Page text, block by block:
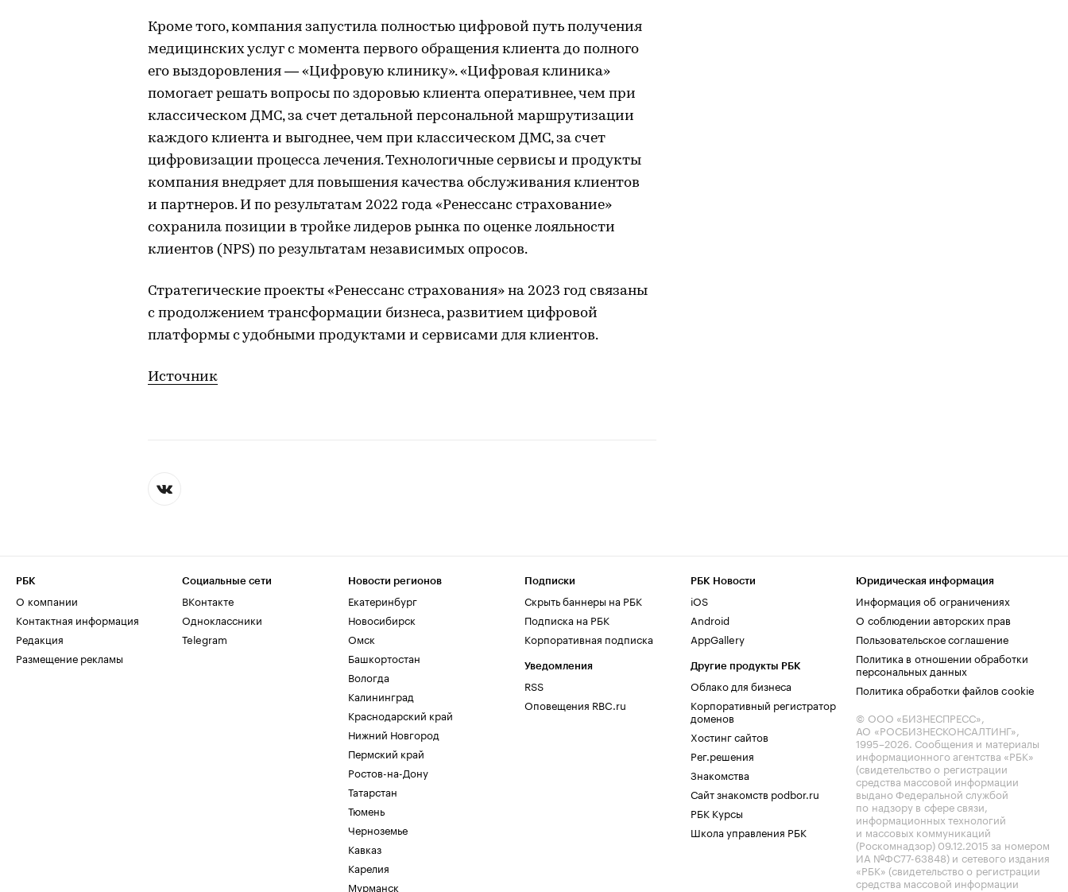
Кроме того, компания запустила полностью цифровой путь получения
медицинских услуг с момента первого обращения клиента до полного
его выздоровления — «Цифровую клинику». «Цифровая клиника»
помогает решать вопросы по здоровью клиента оперативнее, чем при
классическом ДМС, за счет детальной персональной маршрутизации
каждого клиента и выгоднее, чем при классическом ДМС, за счет
цифровизации процесса лечения. Технологичные сервисы и продукты
компания внедряет для повышения качества обслуживания клиентов
и партнеров. И по результатам 2022 года «Ренессанс страхование»
сохранила позиции в тройке лидеров рынка по оценке лояльности
клиентов (NPS) по результатам независимых опросов.
Стратегические проекты «Ренессанс страхования» на 2023 год связаны
с продолжением трансформации бизнеса, развитием цифровой
платформы с удобными продуктами и сервисами для клиентов.
Источник
РБК
О компании
Контактная информация
Редакция
Размещение рекламы
Социальные сети
ВКонтакте
Одноклассники
Telegram
Новости регионов
Екатеринбург
Новосибирск
Омск
Башкортостан
Вологда
Калининград
Краснодарский край
Нижний Новгород
Пермский край
Ростов-на-Дону
Татарстан
Тюмень
Черноземье
Кавказ
Карелия
Мурманск
Подписки
Скрыть баннеры на РБК
Подписка на РБК
Корпоративная подписка
Уведомления
RSS
Оповещения RBC.ru
РБК Новости
iOS
Android
AppGallery
Другие продукты РБК
Облако для бизнеса
Корпоративный регистратор
доменов
Хостинг сайтов
Рег.решения
Знакомства
Сайт знакомств podbor.ru
РБК Курсы
Школа управления РБК
Юридическая информация
Информация об ограничениях
О соблюдении авторских прав
Пользовательское соглашение
Политика в отношении обработки
персональных данных
Политика обработки файлов cookie
© ООО «БИЗНЕСПРЕСС»,
АО «РОСБИЗНЕСКОНСАЛТИНГ»,
1995–2026. Сообщения и материалы
информационного агентства «РБК»
(свидетельство о регистрации
средства массовой информации
выдано Федеральной службой
по надзору в сфере связи,
информационных технологий
и массовых коммуникаций
(Роскомнадзор) 09.12.2015 за номером
ИА №ФС77-63848) и сетевого издания
«РБК» (свидетельство о регистрации
средства массовой информации